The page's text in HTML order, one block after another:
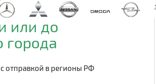
или до
города
отправкой в регионы РФ